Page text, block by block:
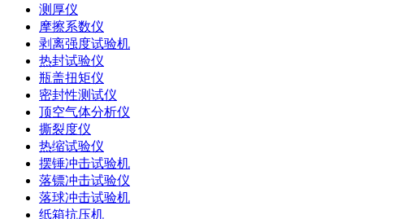
测厚仪
摩擦系数仪
剥离强度试验机
热封试验仪
瓶盖扭矩仪
密封性测试仪
顶空气体分析仪
撕裂度仪
热缩试验仪
摆锤冲击试验机
落镖冲击试验仪
落球冲击试验机
纸箱抗压机